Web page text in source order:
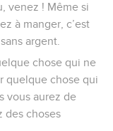
venez ! Même si
à manger, c’est
argent.
chose qui ne
quelque chose qui
vous aurez de
des choses